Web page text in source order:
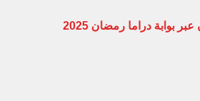
دراما رمضان 2025